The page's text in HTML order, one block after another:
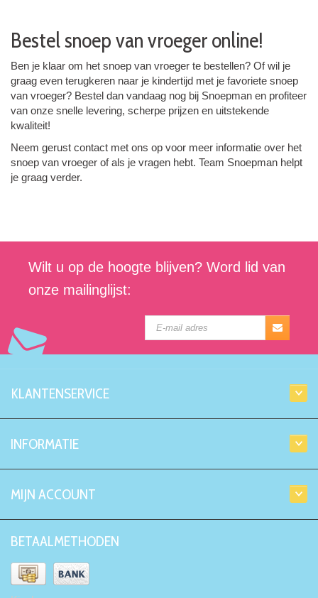
Bestel snoep van vroeger online!
Ben je klaar om het snoep van vroeger te bestellen? Of wil je
graag even terugkeren naar je kindertijd met je favoriete snoep
van vroeger? Bestel dan vandaag nog bij Snoepman en profiteer
van onze snelle levering, scherpe prijzen en uitstekende
kwaliteit!
Neem gerust contact met ons op voor meer informatie over het
snoep van vroeger of als je vragen hebt. Team Snoepman helpt
je graag verder.
Wilt u op de hoogte blijven? Word lid van
onze mailinglijst:
KLANTENSERVICE
INFORMATIE
MIJN ACCOUNT
BETAALMETHODEN